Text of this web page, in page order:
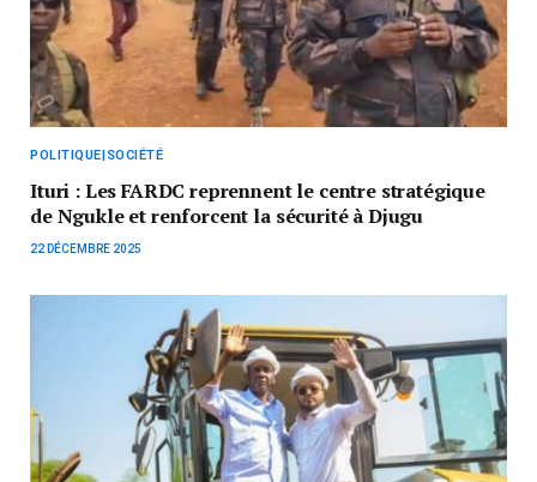
POLITIQUE|SOCIÉTÉ
Ituri : Les FARDC reprennent le centre stratégique
de Ngukle et renforcent la sécurité à Djugu
22 DÉCEMBRE 2025